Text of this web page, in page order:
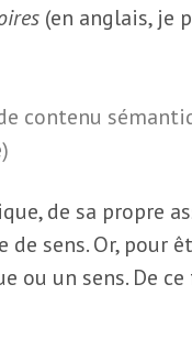
(en anglais, je
contenu
de sa propre
sens. Or, pour
ou un sens. De